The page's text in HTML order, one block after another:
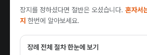
장지를 정하셨다면 절반은 오셨습니다. 혼자서
지 한번에 알아보세요.
장례 전체 절차 한눈에 보기